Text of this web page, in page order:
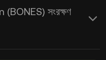
সংরক্ষণ